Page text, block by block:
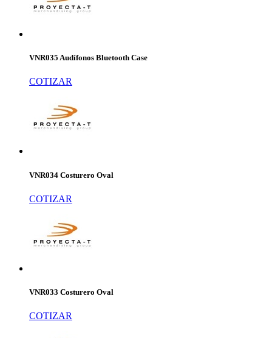
VNR035 Audífonos Bluetooth Case
COTIZAR
VNR034 Costurero Oval
COTIZAR
VNR033 Costurero Oval
COTIZAR